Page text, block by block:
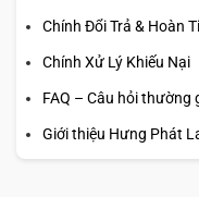
Chính Đổi Trả & Hoàn
Chính Xử Lý Khiếu Nại
FAQ – Câu hỏi thường
Giới thiệu Hưng Phát